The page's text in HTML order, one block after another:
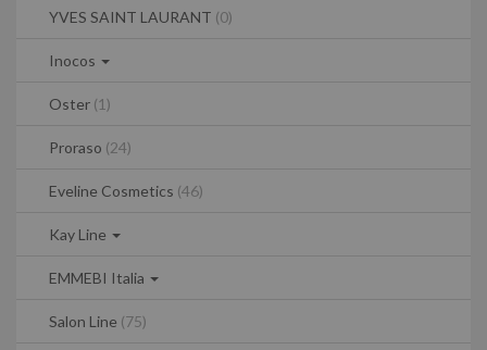
YVES SAINT LAURANT (0)
Inocos
Oster (1)
Proraso (24)
Eveline Cosmetics (46)
Kay Line
EMMEBI Italia
Salon Line (75)